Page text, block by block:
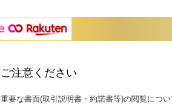
ご注意ください
重要な書面(取引説明書・約諾書等)の閲覧につ